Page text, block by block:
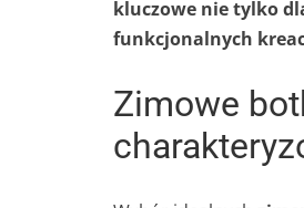
kluczowe nie tylko
funkcjonalnych
Zimowe